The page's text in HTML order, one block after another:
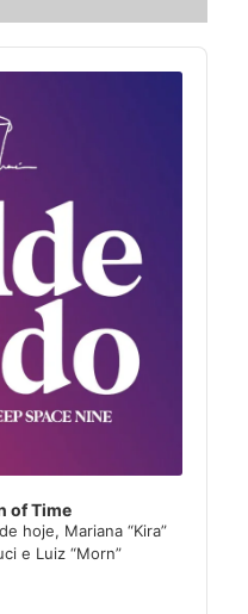
of Time
hoje, Mariana “Kira”
e Luiz “Morn”